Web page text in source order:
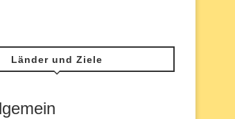
Länder und Ziele